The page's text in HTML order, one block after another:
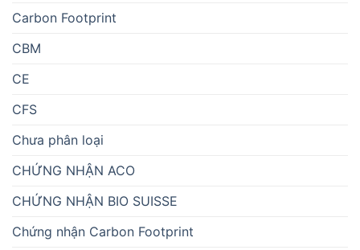
Carbon Footprint
CBM
CE
CFS
Chưa phân loại
CHỨNG NHẬN ACO
CHỨNG NHẬN BIO SUISSE
Chứng nhận Carbon Footprint